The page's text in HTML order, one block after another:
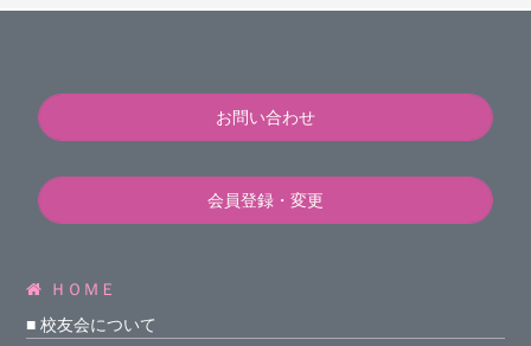
お問い合わせ
会員登録・変更
ＨＯＭＥ
■ 校友会について